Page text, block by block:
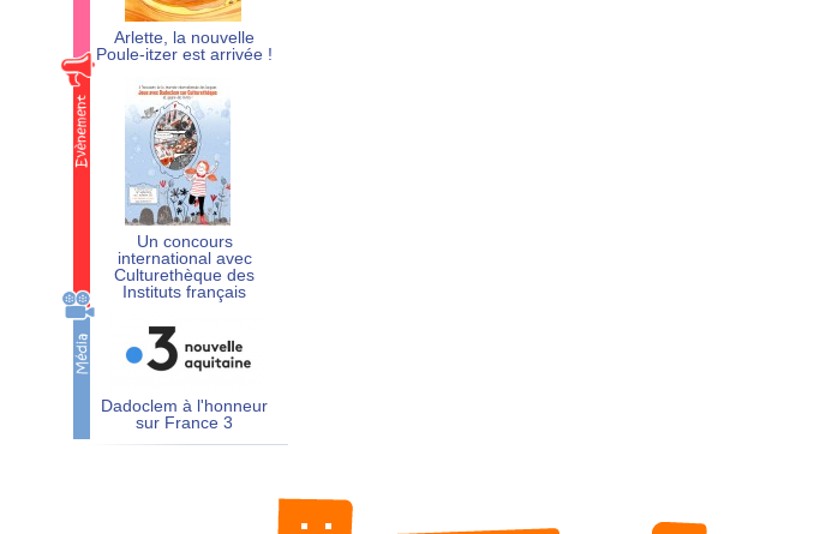
Arlette, la nouvelle
Poule-itzer est arrivée !
Un concours
international avec
Culturethèque des
Instituts français
Dadoclem à l'honneur
sur France 3